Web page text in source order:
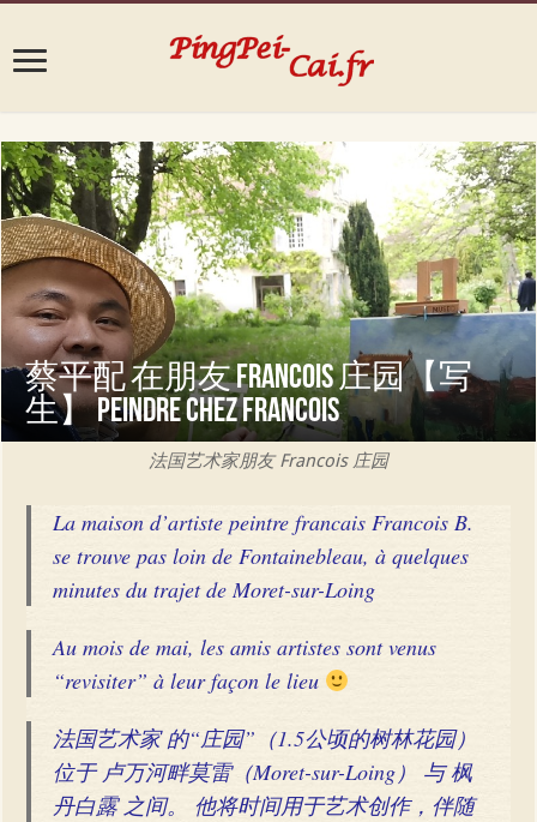
蔡平配 在朋友 Francois 庄园【写
生】 Peindre chez Francois
法国艺术家朋友 Francois 庄园
La maison d’artiste peintre francais Francois B.
se trouve pas loin de Fontainebleau, à quelques
minutes du trajet de Moret-sur-Loing
Au mois de mai, les amis artistes sont venus
“revisiter” à leur façon le lieu
法国艺术家 的“庄园”（1.5公顷的树林花园）
位于 卢万河畔莫雷（Moret-sur-Loing） 与 枫
丹白露 之间。 他将时间用于艺术创作，伴随